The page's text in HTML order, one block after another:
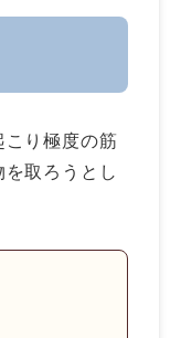
り極度の筋
取ろうとし